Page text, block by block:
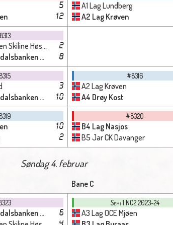
5
12
A1 Lag Lundberg
A2 Lag Krøven
Høstmælingen 2
- Hårstad 8
3
- Hårstad 10
#8316
A2 Lag Krøven
A4 Drøy Kost
10
2
#8320
B4 Lag Nasjos
B5 Jar CK Davanger
Søndag 4. februar
Bane C
- Hårstad 6
Semi 1 NC2 2023-24
A3 Lag OCE Mjøen